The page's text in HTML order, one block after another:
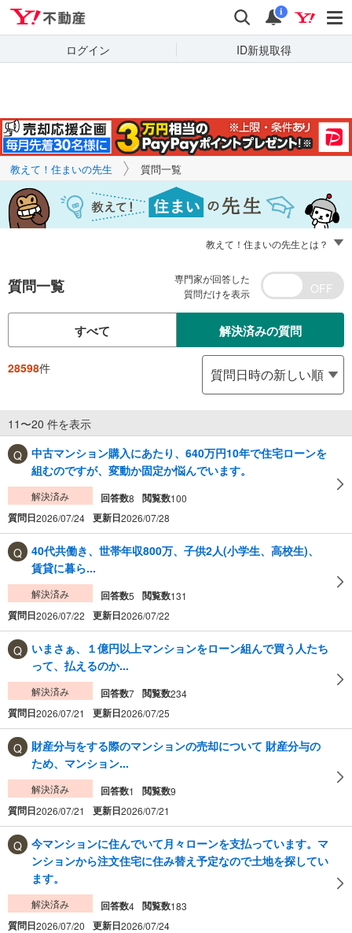
検索 通知
i
ログイン ID新規取得
キーワードで
質問を探す
教えて！住まいの先生 質問一覧
教えて！住まいの先生とは？
質問一覧
専門家が回答した
質問だけを表示
すべて 解決済みの質問
28598件
11〜20 件を表示
中古マンション購入にあたり、640万円10年で住宅ローンを
組むのですが、変動か固定か悩んでいます。
解決済み 回答数8 閲覧数100
質問日2026/07/24 更新日2026/07/28
40代共働き、世帯年収800万、子供2人(小学生、高校生)、
賃貸に暮ら...
解決済み 回答数5 閲覧数131
質問日2026/07/22 更新日2026/07/22
いまさぁ、１億円以上マンションをローン組んで買う人たち
って、払えるのか...
解決済み 回答数7 閲覧数234
質問日2026/07/21 更新日2026/07/25
財産分与をする際のマンションの売却について 財産分与の
ため、マンション...
解決済み 回答数1 閲覧数9
質問日2026/07/21 更新日2026/07/21
今マンションに住んでいて月々ローンを支払っています。マ
ンションから注文住宅に住み替え予定なので土地を探してい
ます。
解決済み 回答数4 閲覧数183
質問日2026/07/20 更新日2026/07/24